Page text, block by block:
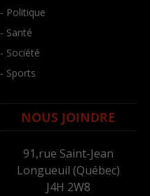
- Politique
- Santé
- Société
- Sports
NOUS JOINDRE
91,rue Saint-Jean
Longueuil (Québec)
J4H 2W8